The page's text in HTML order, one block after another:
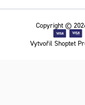
Vytvořil Shoptet
Copyright ©